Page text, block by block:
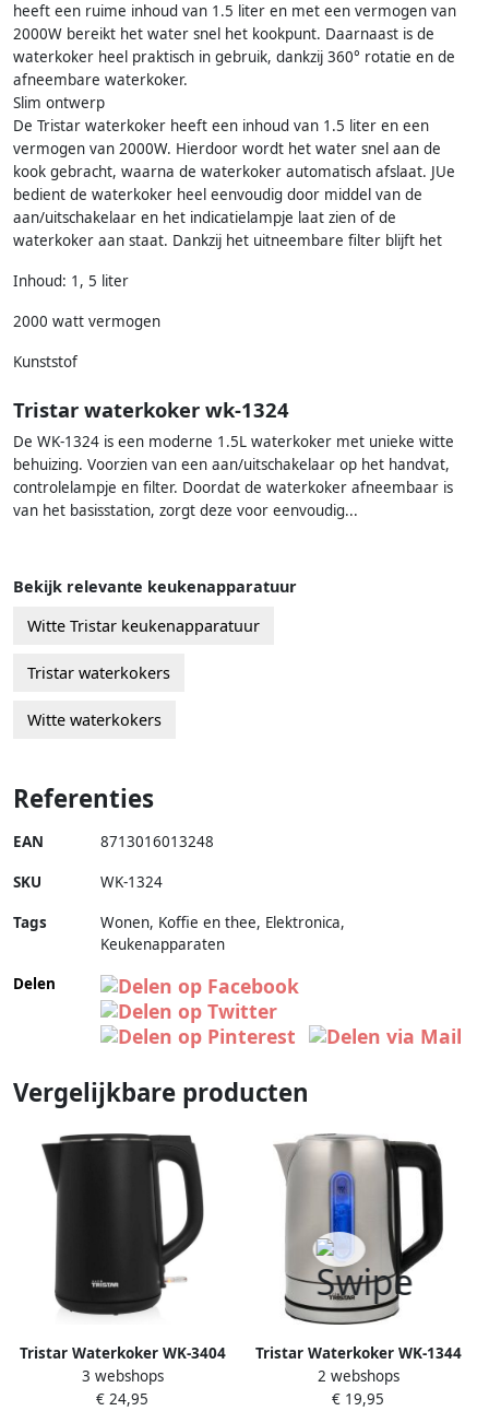
heeft een ruime inhoud van 1.5 liter en met een vermogen van
2000W bereikt het water snel het kookpunt. Daarnaast is de
waterkoker heel praktisch in gebruik, dankzij 360° rotatie en de
afneembare waterkoker.
Slim ontwerp
De Tristar waterkoker heeft een inhoud van 1.5 liter en een
vermogen van 2000W. Hierdoor wordt het water snel aan de
kook gebracht, waarna de waterkoker automatisch afslaat. JUe
bedient de waterkoker heel eenvoudig door middel van de
aan/uitschakelaar en het indicatielampje laat zien of de
waterkoker aan staat. Dankzij het uitneembare filter blijft het
Inhoud: 1, 5 liter
2000 watt vermogen
Kunststof
Tristar waterkoker wk-1324
De WK-1324 is een moderne 1.5L waterkoker met unieke witte
behuizing. Voorzien van een aan/uitschakelaar op het handvat,
controlelampje en filter. Doordat de waterkoker afneembaar is
van het basisstation, zorgt deze voor eenvoudig...
Bekijk relevante keukenapparatuur
Witte Tristar keukenapparatuur
Tristar waterkokers
Witte waterkokers
Referenties
EAN 8713016013248
SKU WK-1324
Tags
Wonen, Koffie en thee, Elektronica,
Keukenapparaten
Delen
Vergelijkbare producten
Tristar Waterkoker WK-3404
1.5 liter waterkoker met
dubbelwandige behuizing
3 webshops
€ 24,95
Tristar Waterkoker WK-1344
1 7 liter 360° draaibaar
Droogkookbeveiliging
2 webshops
€ 19,95